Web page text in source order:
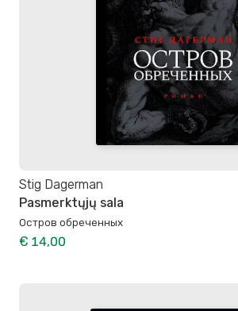
Stig Dagerman
Pasmerktųjų sala
Остров обреченных
€ 14,00